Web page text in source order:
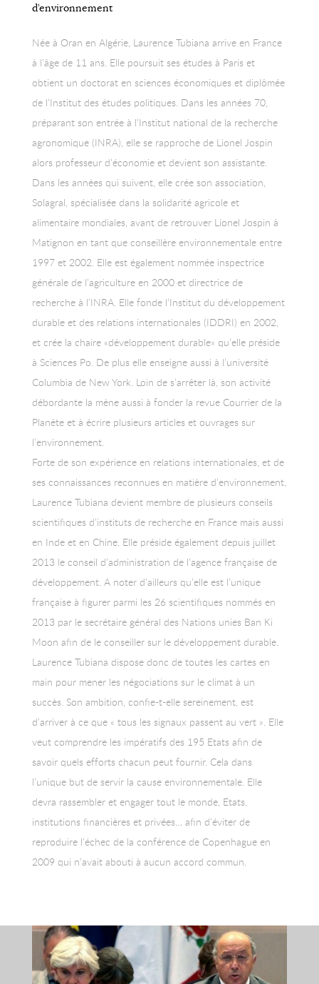
d’environnement
Née à Oran en Algérie, Laurence Tubiana arrive en France
à l’âge de 11 ans. Elle poursuit ses études à Paris et
obtient un doctorat en sciences économiques et diplômée
de l’Institut des études politiques. Dans les années 70,
préparant son entrée à l’Institut national de la recherche
agronomique (INRA), elle se rapproche de Lionel Jospin
alors professeur d’économie et devient son assistante.
Dans les années qui suivent, elle crée son association,
Solagral, spécialisée dans la solidarité agricole et
alimentaire mondiales, avant de retrouver Lionel Jospin à
Matignon en tant que conseillère environnementale entre
1997 et 2002. Elle est également nommée inspectrice
générale de l’agriculture en 2000 et directrice de
recherche à l’INRA. Elle fonde l’Institut du développement
durable et des relations internationales (IDDRI) en 2002,
et crée la chaire «développement durable» qu’elle préside
à Sciences Po. De plus elle enseigne aussi à l’université
Columbia de New York. Loin de s’arrêter là, son activité
débordante la mène aussi à fonder la revue Courrier de la
Planète et à écrire plusieurs articles et ouvrages sur
l’environnement.
Forte de son expérience en relations internationales, et de
ses connaissances reconnues en matière d’environnement,
Laurence Tubiana devient membre de plusieurs conseils
scientifiques d’instituts de recherche en France mais aussi
en Inde et en Chine. Elle préside également depuis juillet
2013 le conseil d’administration de l’agence française de
développement. A noter d’ailleurs qu’elle est l’unique
française à figurer parmi les 26 scientifiques nommés en
2013 par le secrétaire général des Nations unies Ban Ki
Moon afin de le conseiller sur le développement durable.
Laurence Tubiana dispose donc de toutes les cartes en
main pour mener les négociations sur le climat à un
succès. Son ambition, confie-t-elle sereinement, est
d’arriver à ce que « tous les signaux passent au vert ». Elle
veut comprendre les impératifs des 195 Etats afin de
savoir quels efforts chacun peut fournir. Cela dans
l’unique but de servir la cause environnementale. Elle
devra rassembler et engager tout le monde, Etats,
institutions financières et privées… afin d’éviter de
reproduire l’échec de la conférence de Copenhague en
2009 qui n’avait abouti à aucun accord commun.